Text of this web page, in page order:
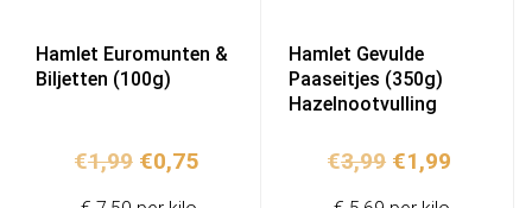
Hamlet Euromunten &
Biljetten (100g)
€1,99 Oorspronkelijke
€0,75Huidige
Hamlet Gevulde
Paaseitjes (350g)
Hazelnootvulling
€3,99 €1,99